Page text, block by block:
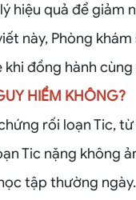
hiệu quả để giảm
này, Phòng
khi đồng hành
HIỂM KHÔNG?
rối loạn Tic,
Tic nặng không
tập thường ngày.